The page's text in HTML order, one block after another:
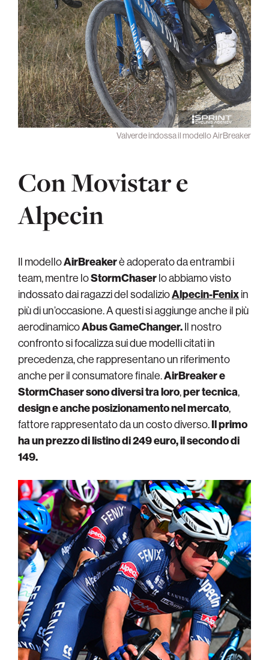
Valverde indossa il modello AirBreaker
Con Movistar e
Alpecin
Il modelloAirBreakerè adoperato da entrambi i
team, mentre loStormChaserlo abbiamo visto
indossato dai ragazzi del sodalizioAlpecin-Fenixin
più di un’occasione. A questi si aggiunge anche il più
aerodinamicoAbus GameChanger.Il nostro
confronto si focalizza sui due modelli citati in
precedenza, che rappresentano un riferimento
anche per il consumatore finale.AirBreaker e
StormChaser sono diversi tra loro,pertecnica,
designe anche posizionamento nel mercato,
fattore rappresentato da un costo diverso.Il primo
ha un prezzo di listino di 249 euro, il secondo di
149.